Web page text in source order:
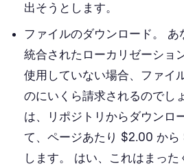
出そうとします。
ファイルのダウンロード。
あ
統合されたローカリゼーショ
使用していない場合、ファイ
のにいくら請求されるのでし
は、リポジトリからダウンロ
て、ページあたり $2.00 か
します。 はい、これはまった